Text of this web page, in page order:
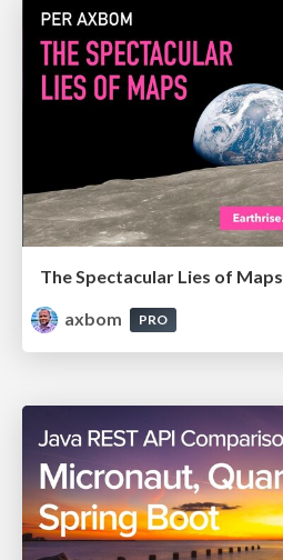
The Spectacular Lies of Maps
axbom
PRO